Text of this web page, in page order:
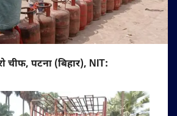
चीफ, पटना (बिहार), NIT: